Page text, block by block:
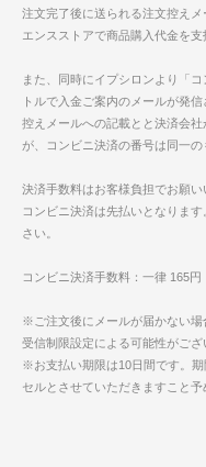
注文完了後に送られる注文控え
エンスストアで商品購入代金を支
また、同時にイプシロンより「
トルで入金ご案内のメールが発信
控えメールへの記載とと決済会
が、コンビニ決済の番号は同一の
決済手数料はお客様負担でお願い
コンビニ決済は先払いとなりま
さい。
コンビニ決済手数料：一律 165円
※ご注文後にメールが届かない
受信制限設定による可能性がござ
※お支払い期限は10日間です。
セルとさせていただきますこと予